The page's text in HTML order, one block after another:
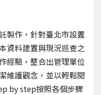
製作，針對臺北市設置
資料建置與現況巡查之
經驗，整合出管理單位
維護觀念，並以輕鬆閱
by step按照各個步驟